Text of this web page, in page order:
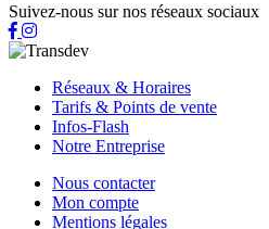
Suivez-nous sur nos réseaux sociaux
Réseaux & Horaires
Tarifs & Points de vente
Infos-Flash
Notre Entreprise
Nous contacter
Mon compte
Mentions légales